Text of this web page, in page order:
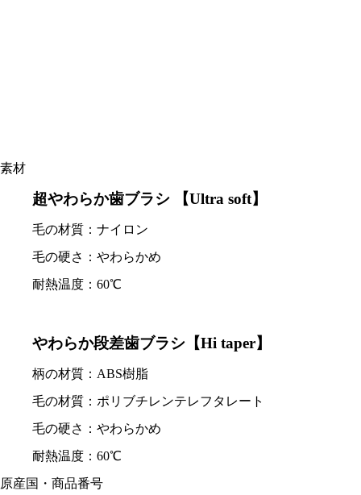
素材
超やわらか歯ブラシ 【Ultra soft】
毛の材質：ナイロン
毛の硬さ：やわらかめ
耐熱温度：60℃
やわらか段差歯ブラシ【Hi taper】
柄の材質：ABS樹脂
毛の材質：ポリブチレンテレフタレート
毛の硬さ：やわらかめ
耐熱温度：60℃
原産国・商品番号